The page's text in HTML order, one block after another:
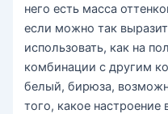
него есть масса
если можно так
использовать, как на
комбинации с другим
белый, бирюза,
того, какое настроение